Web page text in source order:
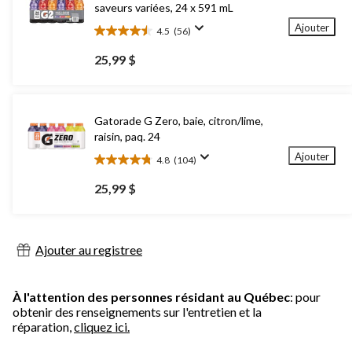
saveurs variées, 24 x 591 mL
4.5 (56)
4.5
étoile(s)
sur
25,99 $
Ajouter
Gatorade G Zero, baie, citron/lime,
raisin, paq. 24
4.8 (104)
4.8
étoile(s)
sur
25,99 $
Ajouter
Ajouter au registree
À l'attention des personnes résidant au Québec: pour
obtenir des renseignements sur l'entretien et la
réparation,cliquez ici.